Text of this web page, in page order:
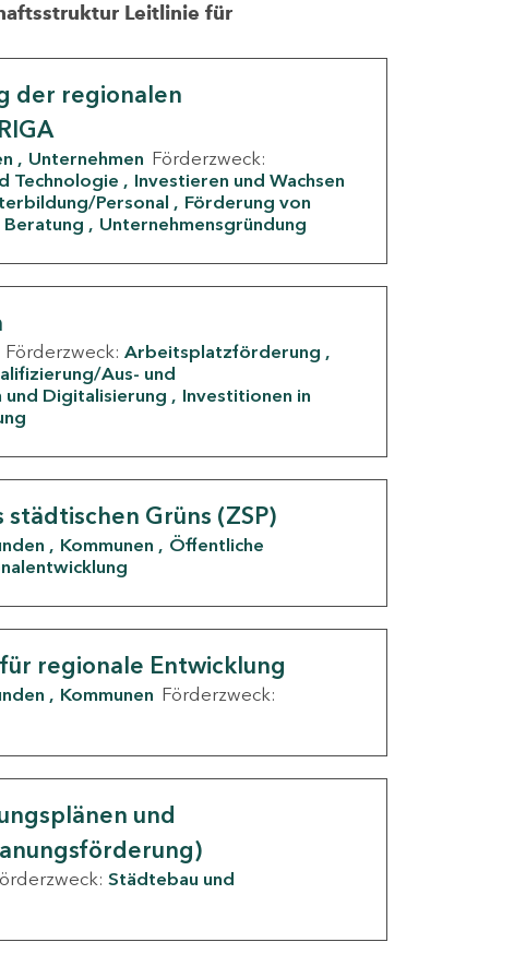
Leitlinie für
der regionalen
Unternehmen Förderzweck:
Technologie
Investieren und Wachsen
Personal
Förderung von
Beratung Unternehmensgründung
Förderzweck: Arbeitsplatzförderung
Aus- und
und Digitalisierung
Investitionen in
Grüns (ZSP)
Kommunen
Öffentliche
regionale Entwicklung
Kommunen Förderzweck:
und
Städtebau und